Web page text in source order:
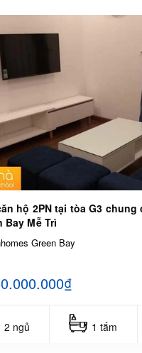
hộ 2PN tại tòa G3
Bay Mễ Trì
Green Bay
2 ngủ 1 tắm